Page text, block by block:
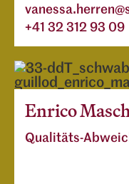
+41 32 312 93 09
Enrico
Qualitäts-